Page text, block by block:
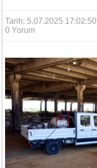
Tarih: 5.07.2025 17:02:50
0 Yorum